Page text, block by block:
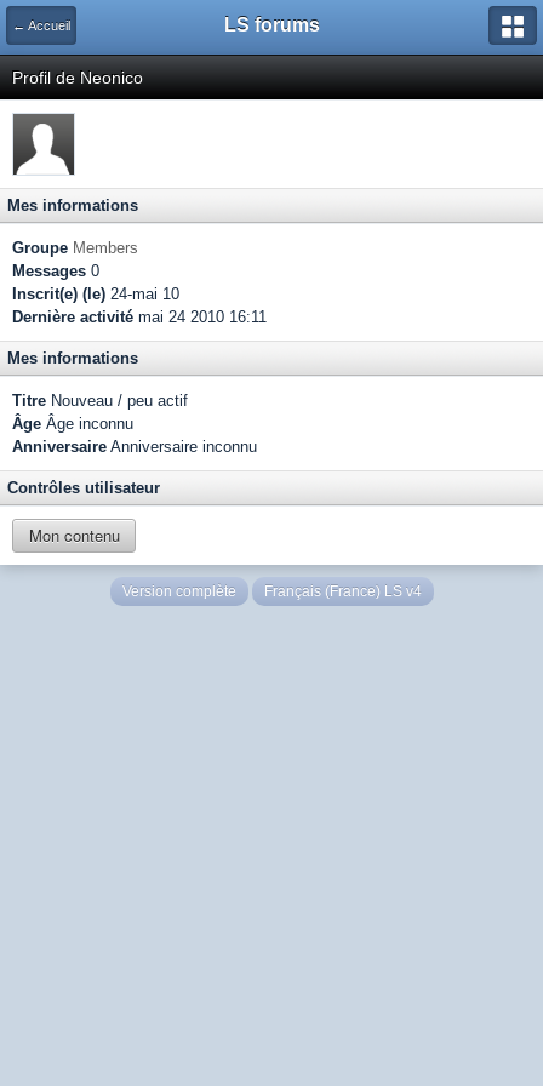
← Accueil LS forums
Profil de Neonico
Mes informations
Groupe Members
Messages 0
Inscrit(e) (le) 24-mai 10
Dernière activité mai 24 2010 16:11
Mes informations
Titre Nouveau / peu actif
Âge Âge inconnu
Anniversaire Anniversaire inconnu
Contrôles utilisateur
Mon contenu
Version complète Français (France) LS v4